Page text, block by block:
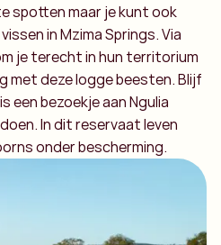
spotten maar je kunt ook
in Mzima Springs. Via
je terecht in hun territorium
met deze logge beesten. Blijf
een bezoekje aan Ngulia
In dit reservaat leven
onder bescherming.